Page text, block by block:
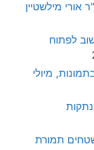
אורי מילשטיין
לפתוח
מיולי
תמורת